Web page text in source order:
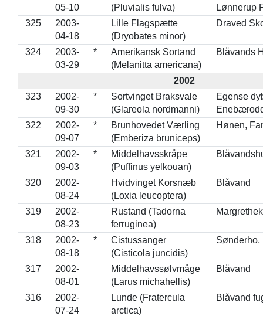
05-10
(Pluvialis fulva)
Lønnerup
325
2003-
04-18
Lille Flagspætte
(Dryobates minor)
Draved
324
2003-
03-29
*
Amerikansk Sortand
(Melanitta americana)
Blåvands
2002
323
2002-
09-30
*
Sortvinget Braksvale
(Glareola nordmanni)
Egense
322
2002-
09-07
*
Brunhovedet Værling
(Emberiza bruniceps)
Hønen,
321
2002-
09-03
*
Middelhavsskråpe
(Puffinus yelkouan)
320
2002-
08-24
Hvidvinget Korsnæb
(Loxia leucoptera)
Blåvand
319
2002-
08-23
Rustand (Tadorna
ferruginea)
318
2002-
08-18
*
Cistussanger
(Cisticola juncidis)
Sønderho,
317
2002-
08-01
Middelhavssølvmåge
(Larus michahellis)
Blåvand
316
2002-
07-24
Lunde (Fratercula
arctica)
Blåvand